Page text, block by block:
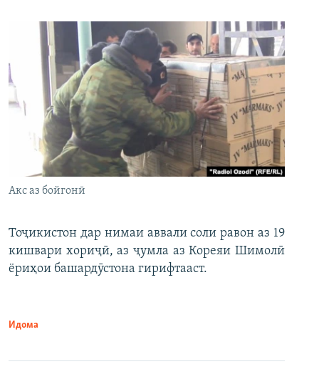
Акс аз бойгонӣ
Тоҷикистон дар нимаи аввали соли равон аз 19
кишвари хориҷӣ, аз ҷумла аз Кореяи Шимолӣ
ёриҳои башардӯстона гирифтааст.
Идома